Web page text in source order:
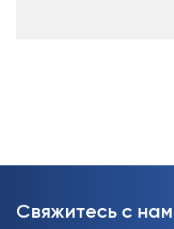
Свяжитесь с